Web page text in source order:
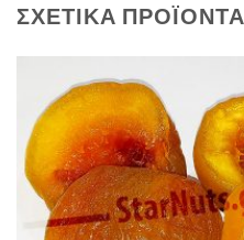
ΣΧΕΤΙΚΆ ΠΡΟΪΌΝΤΑ